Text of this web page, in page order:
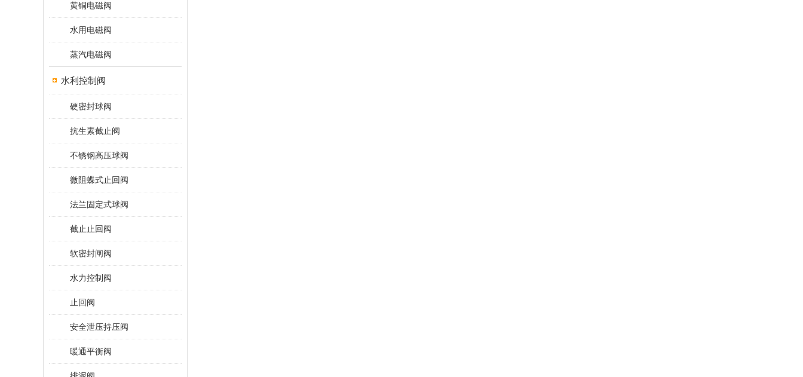
黄铜电磁阀
水用电磁阀
蒸汽电磁阀
水利控制阀
硬密封球阀
抗生素截止阀
不锈钢高压球阀
微阻蝶式止回阀
法兰固定式球阀
截止止回阀
软密封闸阀
水力控制阀
止回阀
安全泄压持压阀
暖通平衡阀